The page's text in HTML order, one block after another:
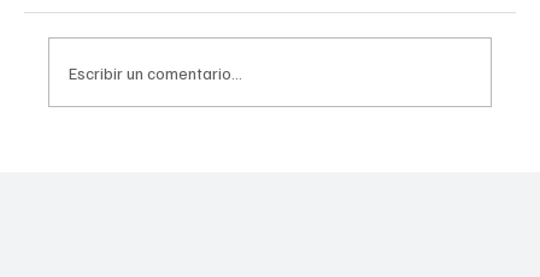
Escribir un comentario...